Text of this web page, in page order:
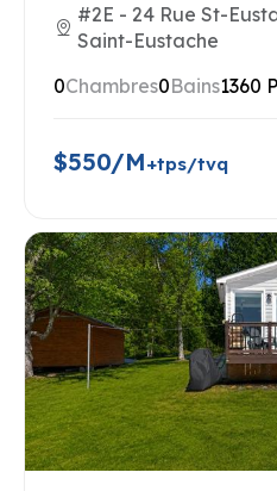
#2E - 24 Rue St-
Saint-Eustache
0Chambres0Bains1360
$550/M+tps/tvq